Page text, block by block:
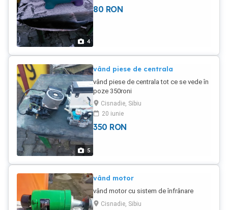
4
80 RON
5
vând piese de centrala
vând piese de centrala tot ce se vede în
poze 350roni
Cisnadie, Sibiu
20 iunie
350 RON
vând motor
vând motor cu sistem de înfrânare
Cisnadie, Sibiu